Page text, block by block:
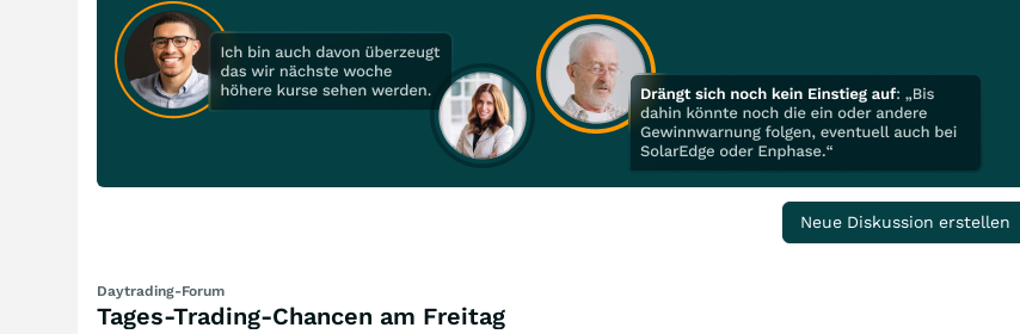
Neue Diskussion erstellen
Daytrading-Forum
Tages-Trading-Chancen am Freitag